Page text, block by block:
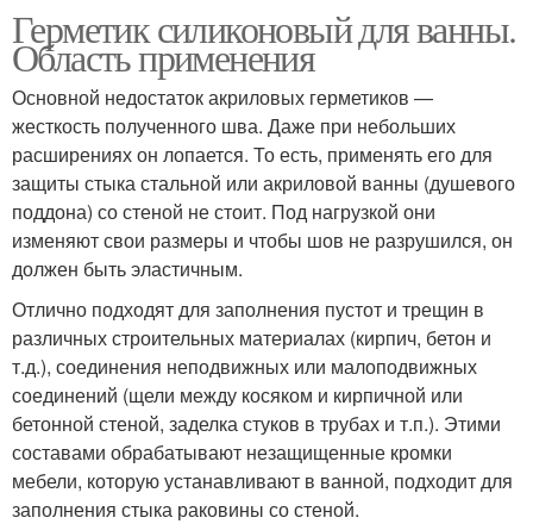
Герметик силиконовый для ванны.
Область применения
Основной недостаток акриловых герметиков —
жесткость полученного шва. Даже при небольших
расширениях он лопается. То есть, применять его для
защиты стыка стальной или акриловой ванны (душевого
поддона) со стеной не стоит. Под нагрузкой они
изменяют свои размеры и чтобы шов не разрушился, он
должен быть эластичным.
Отлично подходят для заполнения пустот и трещин в
различных строительных материалах (кирпич, бетон и
т.д.), соединения неподвижных или малоподвижных
соединений (щели между косяком и кирпичной или
бетонной стеной, заделка стуков в трубах и т.п.). Этими
составами обрабатывают незащищенные кромки
мебели, которую устанавливают в ванной, подходит для
заполнения стыка раковины со стеной.